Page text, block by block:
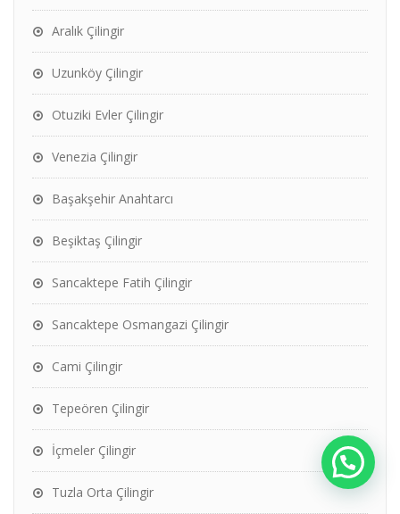
Aralık Çilingir
Uzunköy Çilingir
Otuziki Evler Çilingir
Venezia Çilingir
Başakşehir Anahtarcı
Beşiktaş Çilingir
Sancaktepe Fatih Çilingir
Sancaktepe Osmangazi Çilingir
Cami Çilingir
Tepeören Çilingir
İçmeler Çilingir
Tuzla Orta Çilingir